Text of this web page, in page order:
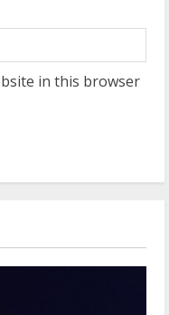
in this browser